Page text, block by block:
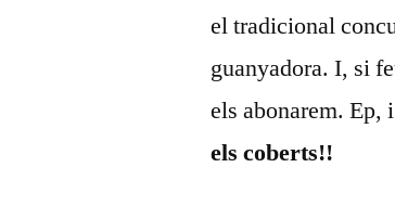
el tradicional
guanyadora. I, si
els abonarem.
els coberts!!